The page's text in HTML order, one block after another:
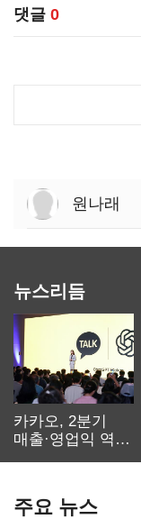
댓글 0
원나래
뉴스리듬
카카오, 2분기
매출·영업익 역대
주요 뉴스